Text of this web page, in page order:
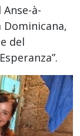
Anse-à-
Dominicana,
del